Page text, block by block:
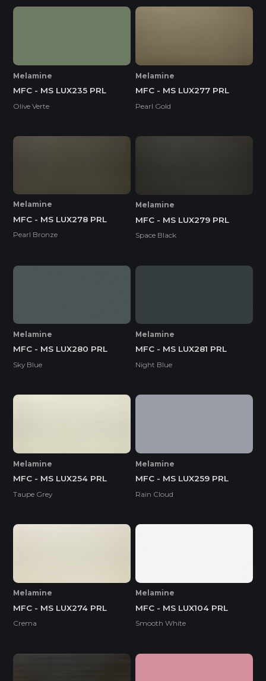
Melamine
MFC - MS LUX235 PRL
Olive Verte
Melamine
MFC - MS LUX277 PRL
Pearl Gold
Melamine
MFC - MS LUX278 PRL
Pearl Bronze
Melamine
MFC - MS LUX279 PRL
Space Black
Melamine
MFC - MS LUX280 PRL
Sky Blue
Melamine
MFC - MS LUX281 PRL
Night Blue
Melamine
MFC - MS LUX254 PRL
Taupe Grey
Melamine
MFC - MS LUX259 PRL
Rain Cloud
Melamine
MFC - MS LUX274 PRL
Crema
Melamine
MFC - MS LUX104 PRL
Smooth White